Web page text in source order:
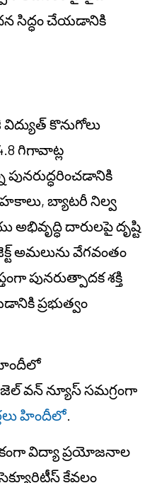
సిద్ధం చేయడానికి
కొనుగోలు
గిగావాట్ల
పునరుద్ధరించడానికి
బ్యాటరీ నిల్వ
అభివృద్ధి దారులపై దృష్టి
అమలును వేగవంతం
పునరుత్పాదక శక్తి
ప్రభుత్వం
వన్ న్యూస్ సమగ్రంగా
హిందీలో.
విద్యా ప్రయోజనాల
కేవలం